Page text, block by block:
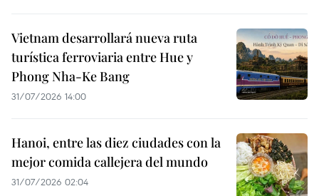
Vietnam desarrollará nueva ruta
turística ferroviaria entre Hue y
Phong Nha-Ke Bang
31/07/2026 14:00
Hanoi, entre las diez ciudades con la
mejor comida callejera del mundo
31/07/2026 02:04